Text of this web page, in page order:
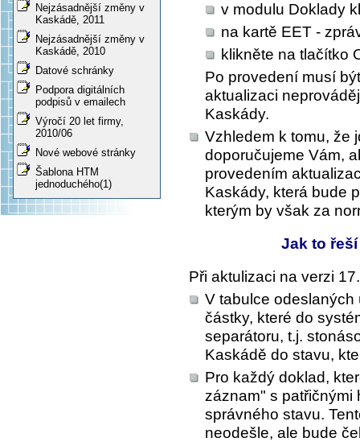
Nejzásadnější změny v
Kaskádě, 2011
Nejzásadnější změny v
Kaskádě, 2010
Datové schránky
Podpora digitálních
podpisů v emailech
Výročí 20 let firmy,
2010/06
Nové webové stránky
Šablona HTM
jednoduchého(1)
v modulu Doklady
na kartě EET -
klikněte na tlačítko
Po provedení musí
aktualizaci
Kaskády.
Vzhledem k tomu, že
doporučujeme Vám,
provedením
Kaskády, která bude
kterým by však za
Jak to
Při aktulizaci na verzi
V tabulce
částky, které do
separátoru, t.j.
Kaskádě do stavu,
Pro každý doklad,
záznam" s patřičnými
správného stavu.
neodešle, ale bude